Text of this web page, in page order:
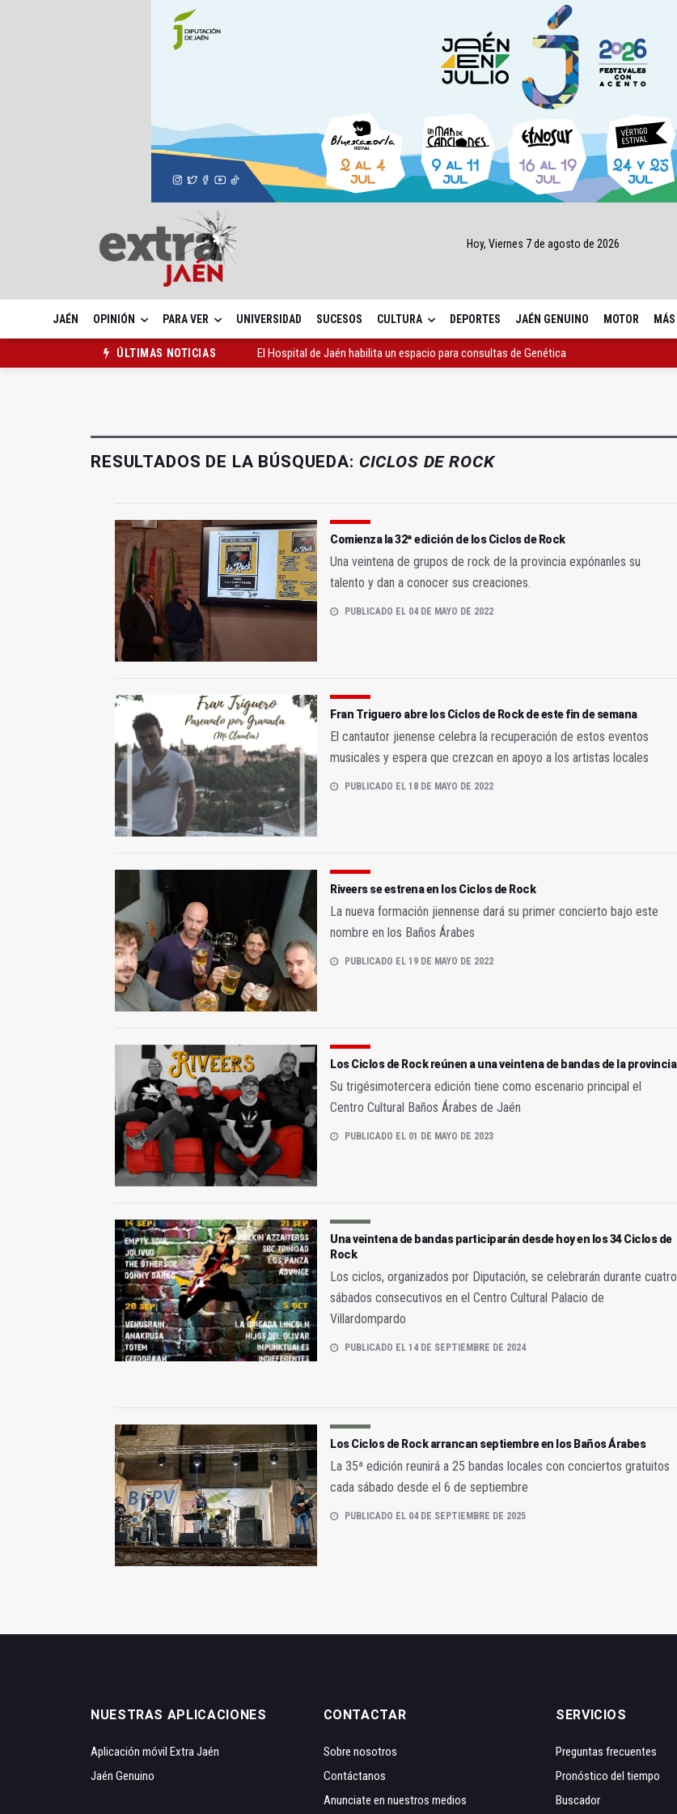
Hoy, Viernes 7 de agosto de 2026
JAÉN OPINIÓN PARA VER UNIVERSIDAD SUCESOS CULTURA DEPORTES JAÉN GENUINO MOTOR MÁS
ÚLTIMAS NOTICIAS
El Hospital de Jaén habilita un espacio para consultas de Genética
RESULTADOS DE LA BÚSQUEDA: CICLOS DE ROCK
Comienza la 32ª edición de los Ciclos de Rock
Una veintena de grupos de rock de la provincia expónanles su
talento y dan a conocer sus creaciones.
PUBLICADO EL 04 DE MAYO DE 2022
Fran Triguero abre los Ciclos de Rock de este fin de semana
El cantautor jienense celebra la recuperación de estos eventos
musicales y espera que crezcan en apoyo a los artistas locales
PUBLICADO EL 18 DE MAYO DE 2022
Riveers se estrena en los Ciclos de Rock
La nueva formación jiennense dará su primer concierto bajo este
nombre en los Baños Árabes
PUBLICADO EL 19 DE MAYO DE 2022
Los Ciclos de Rock reúnen a una veintena de bandas de la provincia
Su trigésimotercera edición tiene como escenario principal el
Centro Cultural Baños Árabes de Jaén
PUBLICADO EL 01 DE MAYO DE 2023
Una veintena de bandas participarán desde hoy en los 34 Ciclos de
Rock
Los ciclos, organizados por Diputación, se celebrarán durante cuatro
sábados consecutivos en el Centro Cultural Palacio de
Villardompardo
PUBLICADO EL 14 DE SEPTIEMBRE DE 2024
Los Ciclos de Rock arrancan septiembre en los Baños Árabes
La 35ª edición reunirá a 25 bandas locales con conciertos gratuitos
cada sábado desde el 6 de septiembre
PUBLICADO EL 04 DE SEPTIEMBRE DE 2025
NUESTRAS APLICACIONES
Aplicación móvil Extra Jaén
Jaén Genuino
CONTACTAR
Sobre nosotros
Contáctanos
Anunciate en nuestros medios
SERVICIOS
Preguntas frecuentes
Pronóstico del tiempo
Buscador